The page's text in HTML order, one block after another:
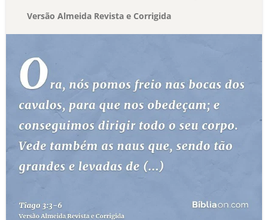
Versão Almeida Revista e Corrigida